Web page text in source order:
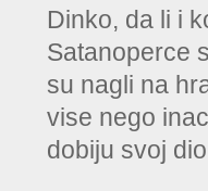
Dinko, da li i
Satanoperce
su nagli na
vise nego
dobiju svoj